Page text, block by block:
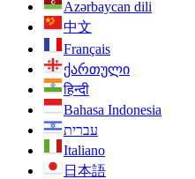
Azərbaycan dili
中文
Français
ქართული
हिन्दी
Bahasa Indonesia
עברית
Italiano
日本語